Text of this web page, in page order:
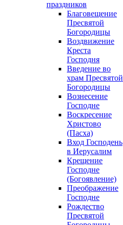
праздников
Благовещение
Пресвятой
Богородицы
Воздвижение
Креста
Господня
Введение во
храм Пресвятой
Богородицы
Вознесение
Господне
Воскресение
Христово
(Пасха)
Вход Господень
в Иерусалим
Крещение
Господне
(Богоявление)
Преображение
Господне
Рождество
Пресвятой